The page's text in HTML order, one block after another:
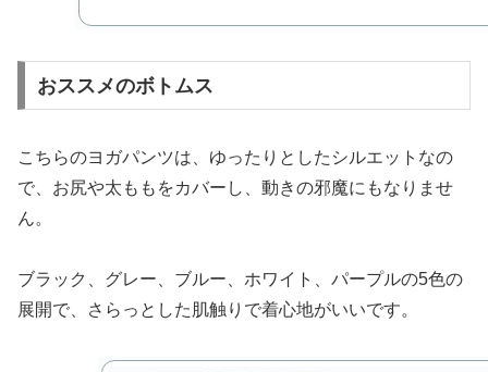
おススメのボトムス
こちらのヨガパンツは、ゆったりとしたシルエットなの
で、お尻や太ももをカバーし、動きの邪魔にもなりませ
ん。
ブラック、グレー、ブルー、ホワイト、パープルの5色の
展開で、さらっとした肌触りで着心地がいいです。